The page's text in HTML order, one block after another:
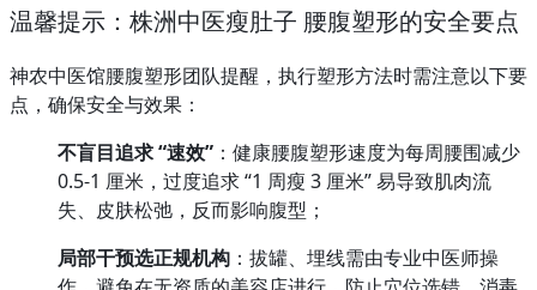
温馨提示：株洲中医瘦肚子 腰腹塑形的安全要点
神农中医馆腰腹塑形团队提醒，执行塑形方法时需注意以下要
点，确保安全与效果：
不盲目追求 “速效” ：健康腰腹塑形速度为每周腰围减少
0.5-1 厘米，过度追求 “1 周瘦 3 厘米” 易导致肌肉流
失、皮肤松弛，反而影响腹型；
局部干预选正规机构 ：拔罐、埋线需由专业中医师操